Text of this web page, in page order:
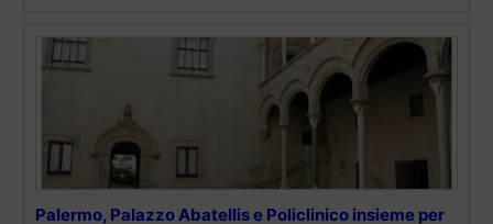
Palermo, Palazzo Abatellis e Policlinico insieme per